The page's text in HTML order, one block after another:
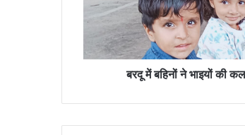
रक्षा
सूत्र
दीर्घायु
बरदू में बहिनों ने भाइयों की